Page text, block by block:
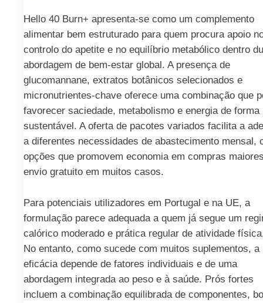
Hello 40 Burn+ apresenta-se como um complemento
alimentar bem estruturado para quem procura apoio
controlo do apetite e no equilíbrio metabólico dentro
abordagem de bem‑estar global. A presença de
glucomannane, extratos botânicos selecionados e
micronutrientes-chave oferece uma combinação que
favorecer saciedade, metabolismo e energia de forma
sustentável. A oferta de pacotes variados facilita a
a diferentes necessidades de abastecimento mensal,
opções que promovem economia em compras
envio gratuito em muitos casos.
Para potenciais utilizadores em Portugal e na UE, a
formulação parece adequada a quem já segue um
calórico moderado e prática regular de atividade
No entanto, como sucede com muitos suplementos, a
eficácia depende de fatores individuais e de uma
abordagem integrada ao peso e à saúde. Prós fortes
incluem a combinação equilibrada de componentes,